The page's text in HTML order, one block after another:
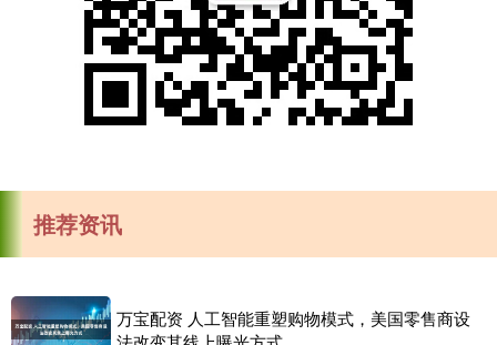
推荐资讯
万宝配资 人工智能重塑购物模式，美国零售商设